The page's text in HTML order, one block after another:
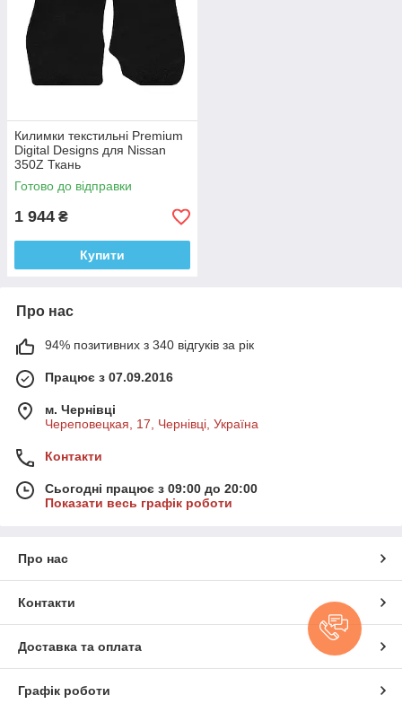
Килимки текстильні Premium
Digital Designs для Nissan
350Z Ткань
Готово до відправки
1 944 ₴
Купити
Про нас
94% позитивних з 340 відгуків за рік
Працює з 07.09.2016
м. Чернівці
Череповецкая, 17, Чернівці, Україна
Контакти
Сьогодні працює з 09:00 до 20:00
Показати весь графік роботи
Про нас
Контакти
Доставка та оплата
Графік роботи